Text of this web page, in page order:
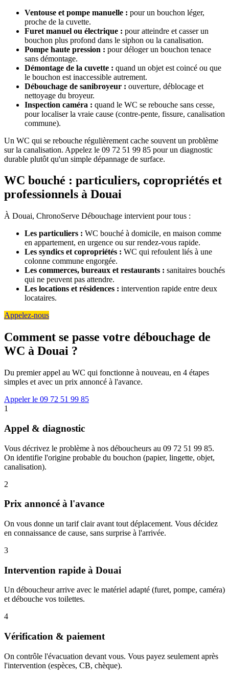
Ventouse et pompe manuelle : pour un bouchon léger,
proche de la cuvette.
Furet manuel ou électrique : pour atteindre et casser un
bouchon plus profond dans le siphon ou la canalisation.
Pompe haute pression : pour déloger un bouchon tenace
sans démontage.
Démontage de la cuvette : quand un objet est coincé ou que
le bouchon est inaccessible autrement.
Débouchage de sanibroyeur : ouverture, déblocage et
nettoyage du broyeur.
Inspection caméra : quand le WC se rebouche sans cesse,
pour localiser la vraie cause (contre-pente, fissure, canalisation
commune).
Un WC qui se rebouche régulièrement cache souvent un problème
sur la canalisation. Appelez le 09 72 51 99 85 pour un diagnostic
durable plutôt qu'un simple dépannage de surface.
WC bouché : particuliers, copropriétés et
professionnels à Douai
À Douai, ChronoServe Débouchage intervient pour tous :
Les particuliers : WC bouché à domicile, en maison comme
en appartement, en urgence ou sur rendez-vous rapide.
Les syndics et copropriétés : WC qui refoulent liés à une
colonne commune engorgée.
Les commerces, bureaux et restaurants : sanitaires bouchés
qui ne peuvent pas attendre.
Les locations et résidences : intervention rapide entre deux
locataires.
Appelez-nous
Comment se passe votre débouchage de
WC à Douai ?
Du premier appel au WC qui fonctionne à nouveau, en 4 étapes
simples et avec un prix annoncé à l'avance.
Appeler le 09 72 51 99 85
1
Appel & diagnostic
Vous décrivez le problème à nos déboucheurs au 09 72 51 99 85.
On identifie l'origine probable du bouchon (papier, lingette, objet,
canalisation).
2
Prix annoncé à l'avance
On vous donne un tarif clair avant tout déplacement. Vous décidez
en connaissance de cause, sans surprise à l'arrivée.
3
Intervention rapide à Douai
Un déboucheur arrive avec le matériel adapté (furet, pompe, caméra)
et débouche vos toilettes.
4
Vérification & paiement
On contrôle l'évacuation devant vous. Vous payez seulement après
l'intervention (espèces, CB, chèque).